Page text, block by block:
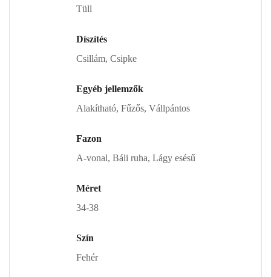
Tüll
Díszítés
Csillám, Csipke
Egyéb jellemzők
Alakítható, Fűzős, Vállpántos
Fazon
A-vonal, Báli ruha, Lágy esésű
Méret
34-38
Szín
Fehér